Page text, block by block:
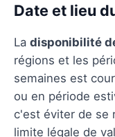
Date et lieu
La disponibilité
régions et les
semaines est
ou en période
c'est éviter de se
limite légale de